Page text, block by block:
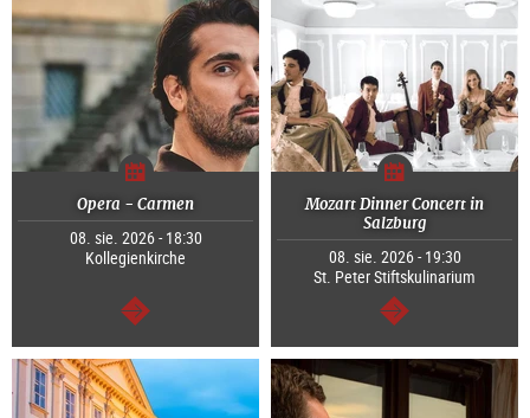
Opera - Carmen
08. sie. 2026 - 18:30
Kollegienkirche
dalej
Mozart Dinner Concert in
Salzburg
08. sie. 2026 - 19:30
St. Peter Stiftskulinarium
dalej